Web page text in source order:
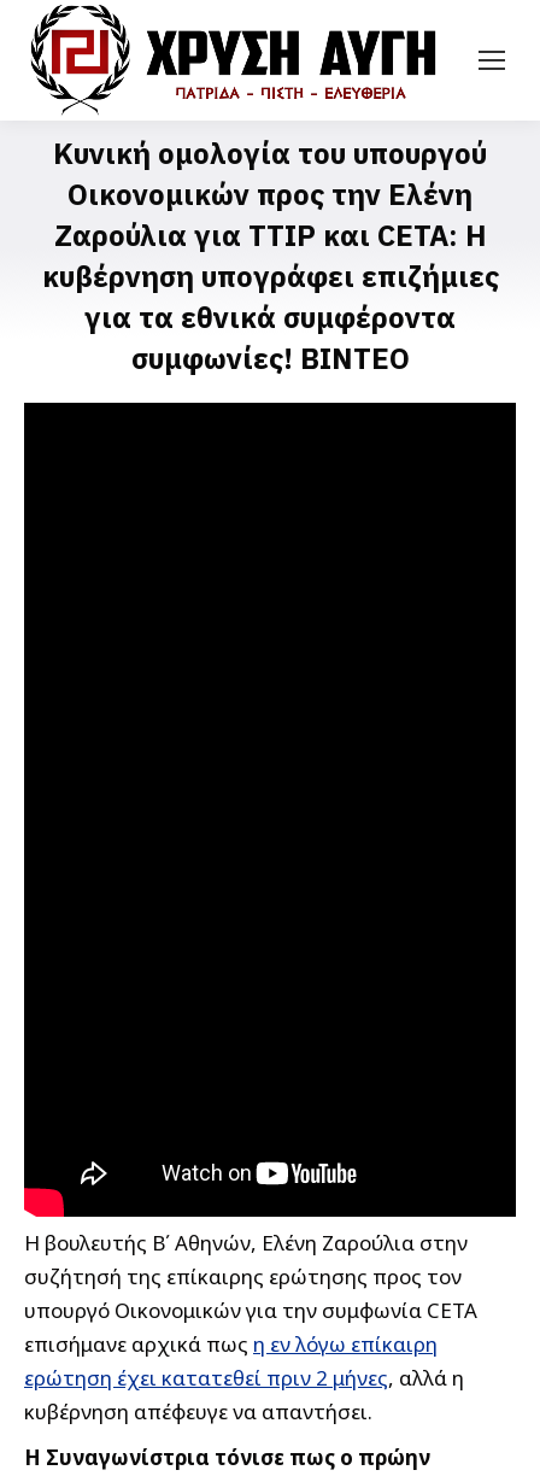
Κυνική ομολογία του υπουργού
Οικονομικών προς την Ελένη
Ζαρούλια για TTIP και CETA: Η
κυβέρνηση υπογράφει επιζήμιες
για τα εθνικά συμφέροντα
συμφωνίες! ΒΙΝΤΕΟ
Η βουλευτής Β΄ Αθηνών, Ελένη Ζαρούλια στην
συζήτησή της επίκαιρης ερώτησης προς τον
υπουργό Οικονομικών για την συμφωνία CETA
επισήμανε αρχικά πως η εν λόγω επίκαιρη
ερώτηση έχει κατατεθεί πριν 2 μήνες, αλλά η
κυβέρνηση απέφευγε να απαντήσει.
Η Συναγωνίστρια τόνισε πως ο πρώην